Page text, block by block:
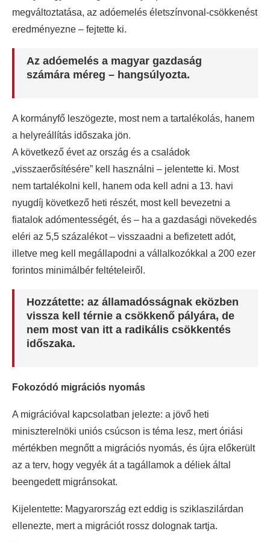
megváltoztatása, az adóemelés életszínvonal-csökkenést
eredményezne – fejtette ki.
Az adóemelés a magyar gazdaság
számára méreg – hangsúlyozta.
A kormányfő leszögezte, most nem a tartalékolás, hanem
a helyreállítás időszaka jön.
A következő évet az ország és a családok
„visszaerősítésére” kell használni – jelentette ki. Most
nem tartalékolni kell, hanem oda kell adni a 13. havi
nyugdíj következő heti részét, most kell bevezetni a
fiatalok adómentességét, és – ha a gazdasági növekedés
eléri az 5,5 százalékot – visszaadni a befizetett adót,
illetve meg kell megállapodni a vállalkozókkal a 200 ezer
forintos minimálbér feltételeiről.
Hozzátette: az államadósságnak eközben
vissza kell térnie a csökkenő pályára, de
nem most van itt a radikális csökkentés
időszaka.
Fokozódó migrációs nyomás
A migrációval kapcsolatban jelezte: a jövő heti
miniszterelnöki uniós csúcson is téma lesz, mert óriási
mértékben megnőtt a migrációs nyomás, és újra előkerült
az a terv, hogy vegyék át a tagállamok a déliek által
beengedett migránsokat.
Kijelentette: Magyarország ezt eddig is sziklaszilárdan
ellenezte, mert a migrációt rossz dolognak tartja.